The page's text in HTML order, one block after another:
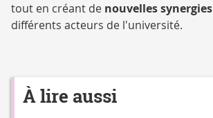
tout en créant de nouvelles synergies
différents acteurs de l'université.
À lire aussi